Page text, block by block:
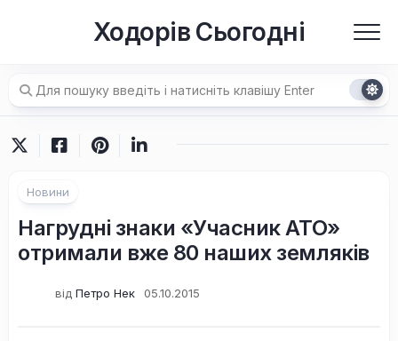
Ходорів Сьогодні
Новини
Нагрудні знаки «Учасник АТО»
отримали вже 80 наших земляків
від Петро Нек 05.10.2015